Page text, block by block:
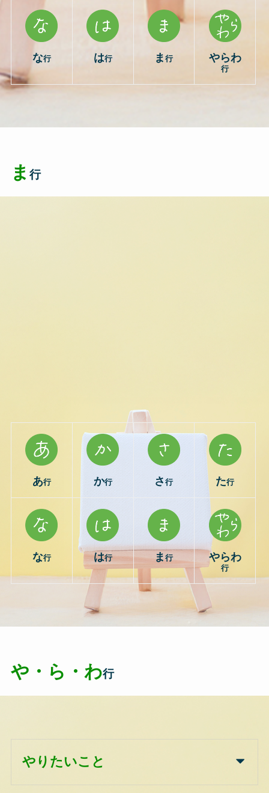
な行 は行 ま行 やらわ
行
ま 行
あ行 か行 さ行 た行
な行 は行 ま行 やらわ
行
や・ら・わ行
やりたいこと